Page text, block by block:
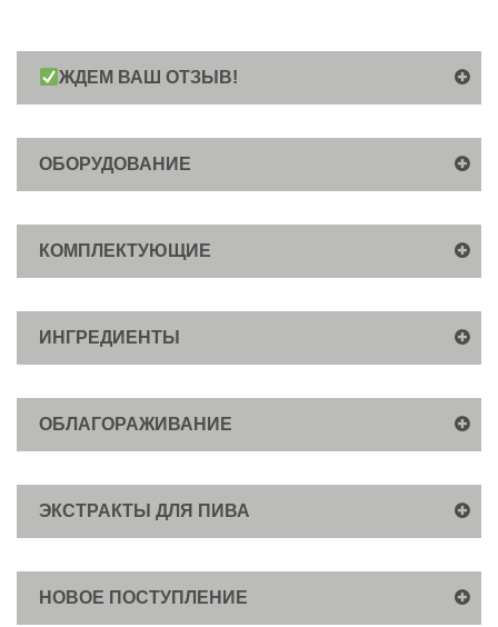
ЖДЕМ ВАШ ОТЗЫВ!
ОБОРУДОВАНИЕ
КОМПЛЕКТУЮЩИЕ
ИНГРЕДИЕНТЫ
ОБЛАГОРАЖИВАНИЕ
ЭКСТРАКТЫ ДЛЯ ПИВА
НОВОЕ ПОСТУПЛЕНИЕ